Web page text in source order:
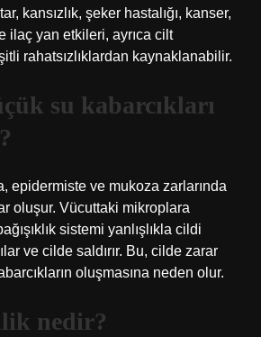
kansızlık, şeker hastalığı, kanser,
ilaç yan etkileri, ayrıca cilt
rahatsızlıklardan kaynaklanabilir.
su kabarcıkları
epidermiste ve mukoza zarlarında
oluşur. Vücuttaki mikroplara
sistemi yanlışlıkla cildi
ve cilde saldırır. Bu, cilde zarar
oluşmasına neden olur.
nedir?